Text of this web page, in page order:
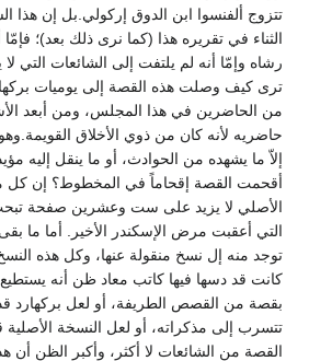
تتزوج ألفنسوا ابن الدوق إركولي.بل إن هذا
الثناء في تقريره هذا (كما نرى ذلك بعد)؛
رشاه وإمّا أنه لم يلتفت إلى الشائعات التي لا
ترى كيف وصلت هذه القصة إلى يوميات
من الحاضرين في هذا المجلس، ومن أبعد
حاضريه لأنه كان من ذوي الأخلاق
إلاّ ما يشهده من الحوادث، أو ما ينقل إليه
أقحمت القصة إقحاماً في المخطوط؟ إن
الأصلي لا يزيد على ست وعشرين صفحة
التي أعقبت مرض الإسكندر الأخير. أما ما
توجد منه إل نسخ منقولة عنها، وكل هذه
كانت قد دسها فيها كاتب معاد ظن أنه يستطيع
بقصة من القصص الطريفة، أو لعل بركهارد
تتسرب إلى مذكراته، أو لعل النسخة
القصة من الشائعات لا أكثر، وأكبر الظن أن